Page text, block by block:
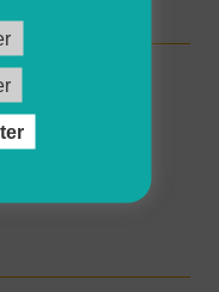
Lanildut,
CDI (H/F)